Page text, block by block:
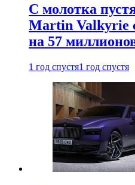
С молотка
Martin Valkyrie
на 57
1 год спустя1 год спустя